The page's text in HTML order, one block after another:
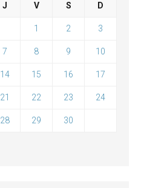
J V S D
1 2 3
7 8 9 10
14 15 16 17
21 22 23 24
28 29 30